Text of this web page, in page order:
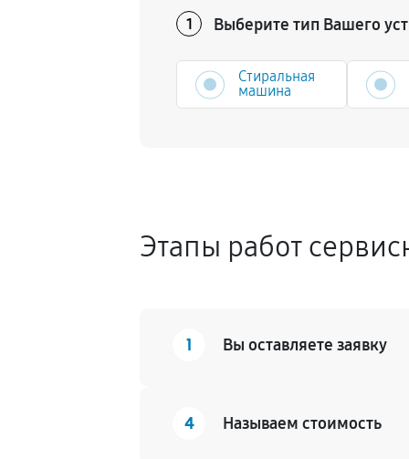
1 Выберите тип Вашего
Стиральная
машина
Этапы работ
1 Вы оставляете заявку
4 Называем стоимость